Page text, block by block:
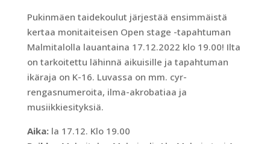
Pukinmäen taidekoulut järjestää ensimmäistä
kertaa monitaiteisen Open stage -tapahtuman
Malmitalolla lauantaina 17.12.2022 klo 19.00! Ilta
on tarkoitettu lähinnä aikuisille ja tapahtuman
ikäraja on K-16. Luvassa on mm. cyr-
rengasnumeroita, ilma-akrobatiaa ja
musiikkiesityksiä.
Aika:la 17.12. Klo 19.00